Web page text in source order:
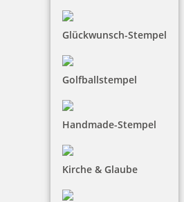
Glückwunsch-Stempel
Golfballstempel
Handmade-Stempel
Kirche & Glaube
111,00 €
Jetzt gestalten